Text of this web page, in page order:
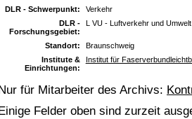
DLR - Schwerpunkt:
Verkehr
DLR -
Forschungsgebiet:
L VU - Luftverkehr und Umwelt
Standort:
Braunschweig
Institute &
Einrichtungen:
Institut für
für Mitarbeiter des Archivs:
Einige Felder oben sind zurzeit